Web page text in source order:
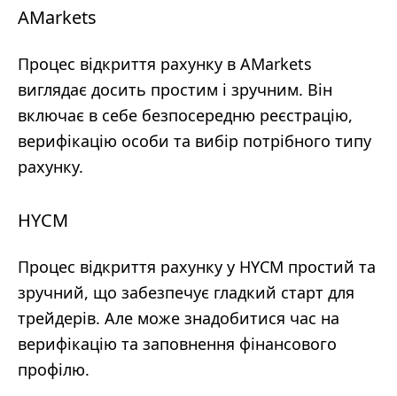
AMarkets
Процес відкриття рахунку в AMarkets
виглядає досить простим і зручним. Він
включає в себе безпосередню реєстрацію,
верифікацію особи та вибір потрібного типу
рахунку.
HYCM
Процес відкриття рахунку у HYCM простий та
зручний, що забезпечує гладкий старт для
трейдерів. Але може знадобитися час на
верифікацію та заповнення фінансового
профілю.